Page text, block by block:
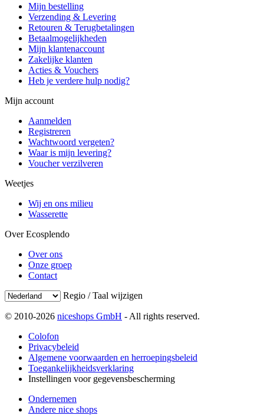
Mijn bestelling
Verzending & Levering
Retouren & Terugbetalingen
Betaalmogelijkheden
Mijn klantenaccount
Zakelijke klanten
Acties & Vouchers
Heb je verdere hulp nodig?
Mijn account
Aanmelden
Registreren
Wachtwoord vergeten?
Waar is mijn levering?
Voucher verzilveren
Weetjes
Wij en ons milieu
Wasserette
Over Ecosplendo
Over ons
Onze groep
Contact
Regio / Taal wijzigen
© 2010-2026 niceshops GmbH - All rights reserved.
Colofon
Privacybeleid
Algemene voorwaarden en herroepingsbeleid
Toegankelijkheidsverklaring
Instellingen voor gegevensbescherming
Ondernemen
Andere nice shops